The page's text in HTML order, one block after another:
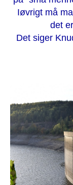
Iøvrigt må
det
Det siger